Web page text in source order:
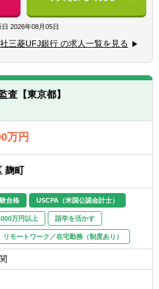
（CIA）資格を保有または同等の知
方
関でのコンプライアンス、リスク管
リスク計量モデル）関連業務の実務
点以上）
日 2026年08月05日
三菱UFJ銀行 の求人一覧を見る
査【東京都】
万円
麹町
合格 USCPA（米国公認会計士）
万円以上 語学を活かす
リモートワーク／在宅勤務（制度あり）